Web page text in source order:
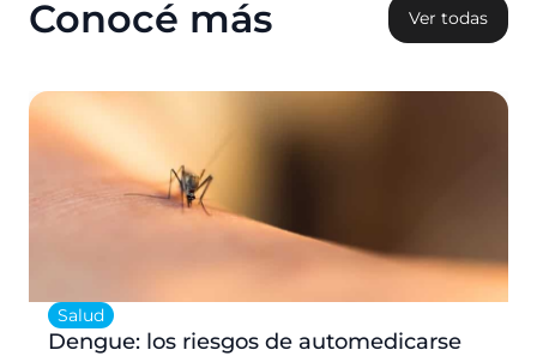
Conocé más Ver todas
Salud
Dengue: los riesgos de automedicarse